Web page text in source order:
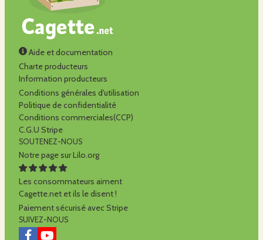
Aide et documentation
Charte producteurs
Information producteurs
Conditions générales d'utilisation
Politique de confidentialité
Conditions commerciales(CCP)
C.G.U Stripe
SOUTENEZ-NOUS
Notre page sur Lilo.org
Les consommateurs aiment
Cagette.net et ils le disent !
Paiement sécurisé avec Stripe
SUIVEZ-NOUS